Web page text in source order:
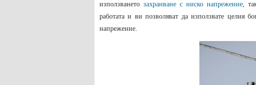
използването захранване с ниско напрежение,
работата и ви позволяват да използвате целия
напрежение.